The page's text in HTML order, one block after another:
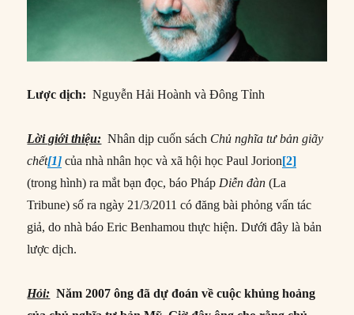
Lược dịch: Nguyễn Hải Hoành và Đông Tỉnh
Lời giới thiệu: Nhân dịp cuốn sách Chủ nghĩa tư bản giãy
chết[1] của nhà nhân học và xã hội học Paul Jorion[2]
(trong hình) ra mắt bạn đọc, báo Pháp Diễn đàn (La
Tribune) số ra ngày 21/3/2011 có đăng bài phỏng vấn tác
giả, do nhà báo Eric Benhamou thực hiện. Dưới đây là bản
lược dịch.
Hỏi: Năm 2007 ông đã dự đoán về cuộc khủng hoảng